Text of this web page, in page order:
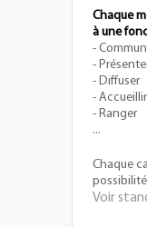
Chaque
à une
-
-
- Diffuser
- Accueillir
- Ranger
...
Chaque
Voir